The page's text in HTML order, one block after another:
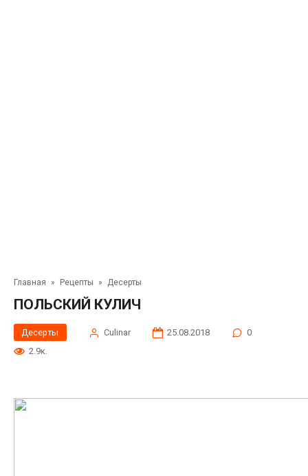
Главная » Рецепты » Десерты
ПОЛЬСКИЙ КУЛИЧ
Десерты Сulinar 25.08.2018
0
2.9к.